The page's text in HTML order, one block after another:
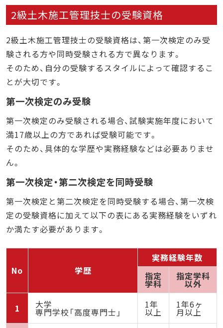
2級土木施工管理技士の受験資格
2級土木施工管理技士の受験資格は、第一次検定のみ受
験される方や同時受験される方で異なります。
そのため、自分の受験するスタイルによって確認するこ
とが大切です。
第一次検定のみ受験
第一次検定のみ受験される場合、試験実施年度において
満17歳以上の方であれば受験可能です。
そのため、具体的な学歴や実務経験などは必要ありませ
ん。
第一次検定・第二次検定を同時受験
第一次検定と第二次検定を同時受験する場合、第一次検
定の受験資格に加えて以下の表にある実務経験をいずれ
か満たす必要があります。
No 学歴
実務経験年数
指定
学科
指定学科
以外
1 大学
専門学校「高度専門士」
1年
以上
1年6ヶ
月以上